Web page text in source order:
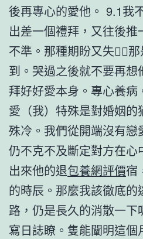
後再專心的愛他。 9.1我
出差一個禮拜，又往後
不準。那種期盼又失，
到。哭過之後就不要再
拜好好愛本身。專心養
愛（我）特殊是對婚姻
殊冷。我們從開端沒有戀
仍不克不及斷定對方在心
出來他的退包養網評價宿
的時辰。那麼我該徹底的
路，仍是長久的消散一
寫日誌瞭。隻能闡明這